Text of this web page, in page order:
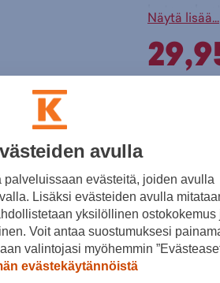
lasten
takaa
teknologia
100 %
Näytä lisää...
Musta
avulla
palveluissaan evästeitä, joiden avulla
Lisäksi evästeiden avulla
yksilöllinen ostokokemus
Voit antaa suostumuksesi
valintojasi myöhemmin
evästekäytännöistä